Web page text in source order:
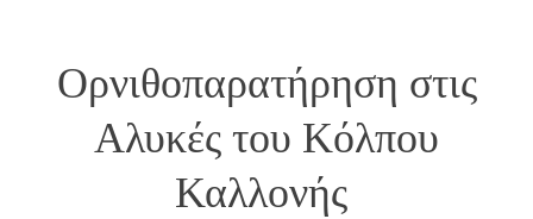
Ορνιθοπαρατήρηση στις
Αλυκές του Κόλπου
Καλλονής